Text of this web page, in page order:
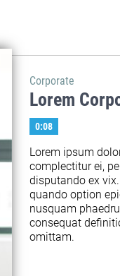
Corporate
Lorem
0:08
Lorem ipsum
complectitur ei,
disputando ex
quando option
nusquam
consequat
omittam.